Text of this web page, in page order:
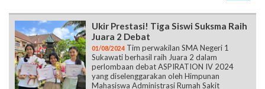
Ukir Prestasi! Tiga Siswi Suksma Raih
Juara 2 Debat
01/08/2024 Tim perwakilan SMA Negeri 1
Sukawati berhasil raih Juara 2 dalam
perlombaan debat ASPIRATION IV 2024
yang diselenggarakan oleh Himpunan
Mahasiswa Administrasi Rumah Sakit